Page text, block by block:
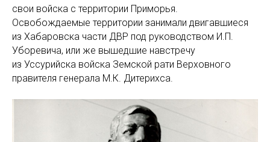
свои войска с территории Приморья.
Освобождаемые территории занимали двигавшиеся
из Хабаровска части ДВР под руководством И.П.
Уборевича, или же вышедшие навстречу
из Уссурийска войска Земской рати Верховного
правителя генерала М.К. Дитерихса.